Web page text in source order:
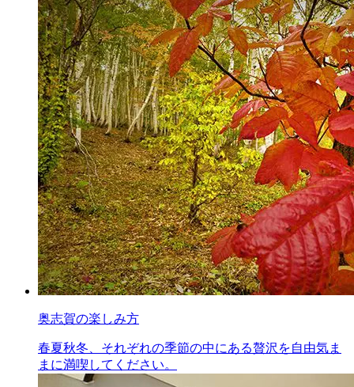
奥志賀の楽しみ方
春夏秋冬、それぞれの季節の中にある贅沢を自由気ま
まに満喫してください。